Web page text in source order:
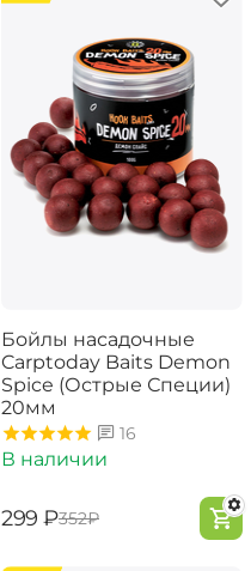
Бойлы насадочные
Carptoday Baits Demon
Spice (Острые Специи)
20мм
16
В наличии
‍299‍ ₽‍352‍₽